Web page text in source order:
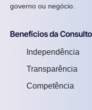
governo ou negócio.
Benefícios da
Independência
Transparência
Competência